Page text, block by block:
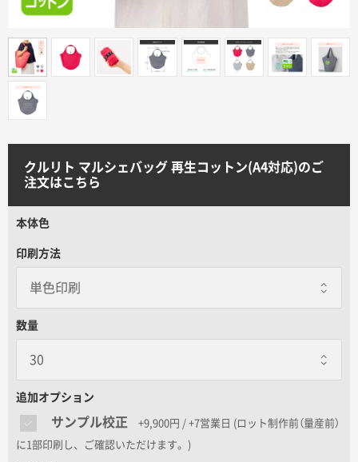
印刷色から探す
サイトメニュー
ご注文の流れ
データ入稿ガイド
再注文について
よくあるご質問
名入れグループサイト
クルリト マルシェバッグ 再生コットン(A4対応)のご
注文はこちら
本体色
印刷方法
数量
追加オプション
サンプル校正 +9,900円 / +7営業日 (ロット制作前（量産前）
に1部印刷し、ご確認いただけます。)